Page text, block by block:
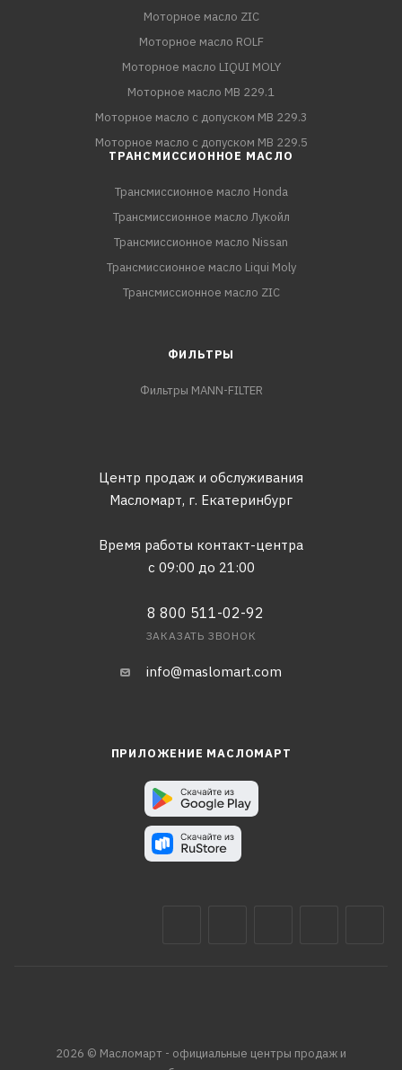
Моторное масло ZIC
Моторное масло ROLF
Моторное масло LIQUI MOLY
Моторное масло MB 229.1
Моторное масло с допуском MB 229.3
Моторное масло с допуском MB 229.5
ТРАНСМИССИОННОЕ МАСЛО
Трансмиссионное масло Honda
Трансмиссионное масло Лукойл
Трансмиссионное масло Nissan
Трансмиссионное масло Liqui Moly
Трансмиссионное масло ZIC
ФИЛЬТРЫ
Фильтры MANN-FILTER
Центр продаж и обслуживания
Масломарт, г. Екатеринбург
Время работы контакт-центра
с 09:00 до 21:00
8 800 511-02-92
ЗАКАЗАТЬ ЗВОНОК
info@maslomart.com
ПРИЛОЖЕНИЕ МАСЛОМАРТ
2026 © Масломарт - официальные центры продаж и